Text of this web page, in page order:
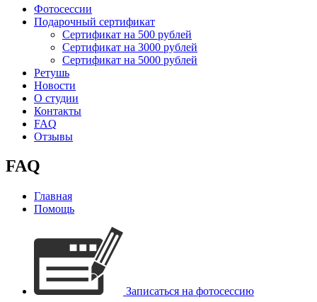
Фотосессии
Подарочный сертификат
Сертификат на 500 рублей
Сертификат на 3000 рублей
Сертификат на 5000 рублей
Ретушь
Новости
О студии
Контакты
FAQ
Отзывы
FAQ
Главная
Помощь
Записаться на фотосессию